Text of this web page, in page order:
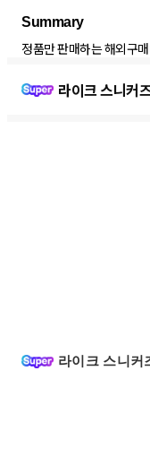
Summary
정품만 판매하는 해외구
라이크 스니커
라이크 스니